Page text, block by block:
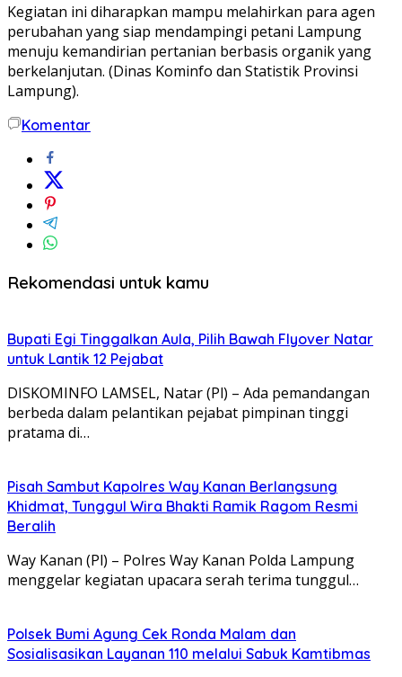
Kegiatan ini diharapkan mampu melahirkan para agen
perubahan yang siap mendampingi petani Lampung
menuju kemandirian pertanian berbasis organik yang
berkelanjutan. (Dinas Kominfo dan Statistik Provinsi
Lampung).
Komentar
Rekomendasi untuk kamu
Bupati Egi Tinggalkan Aula, Pilih Bawah Flyover Natar
untuk Lantik 12 Pejabat
DISKOMINFO LAMSEL, Natar (Pl) – Ada pemandangan
berbeda dalam pelantikan pejabat pimpinan tinggi
pratama di…
Pisah Sambut Kapolres Way Kanan Berlangsung
Khidmat, Tunggul Wira Bhakti Ramik Ragom Resmi
Beralih
Way Kanan (Pl) – Polres Way Kanan Polda Lampung
menggelar kegiatan upacara serah terima tunggul…
Polsek Bumi Agung Cek Ronda Malam dan
Sosialisasikan Layanan 110 melalui Sabuk Kamtibmas